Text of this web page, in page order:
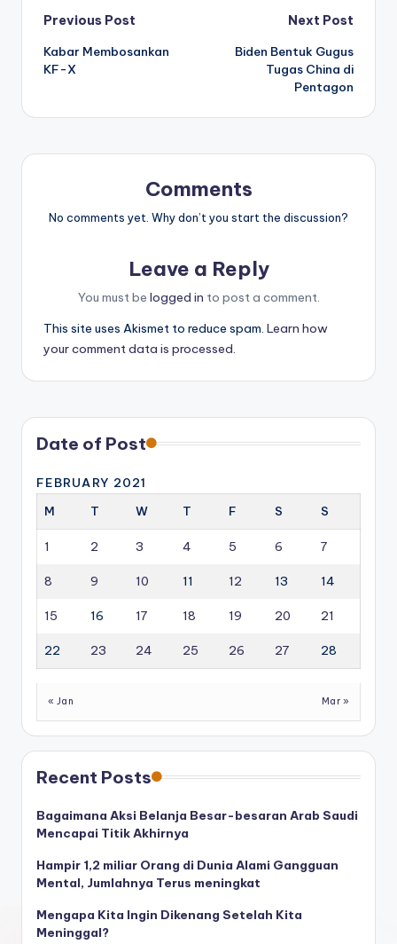
Post
navigation
Previous Post
Kabar Membosankan
KF-X
Next Post
Biden Bentuk Gugus
Tugas China di
Pentagon
Comments
No comments yet. Why don’t you start the discussion?
Leave a Reply
You must be logged in to post a comment.
This site uses Akismet to reduce spam. Learn how
your comment data is processed.
Date of Post
FEBRUARY 2021
M
T W T F S S
1 2 3 4 5 6 7
8 9 10 11 12 13 14
15 16 17 18 19 20 21
22 23 24 25 26 27 28
« Jan Mar »
Recent Posts
Bagaimana Aksi Belanja Besar-besaran Arab Saudi
Mencapai Titik Akhirnya
Hampir 1,2 miliar Orang di Dunia Alami Gangguan
Mental, Jumlahnya Terus meningkat
Mengapa Kita Ingin Dikenang Setelah Kita
Meninggal?